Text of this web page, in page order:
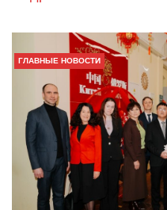
ГЛАВНЫЕ НОВОСТИ